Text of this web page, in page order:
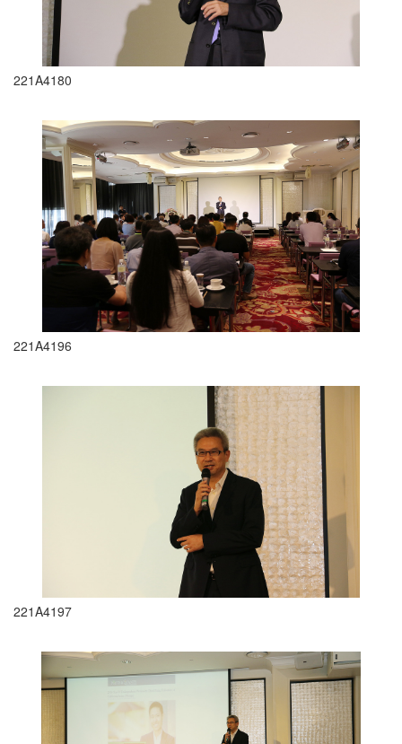
221A4180
221A4196
221A4197